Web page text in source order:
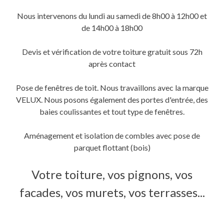
fenêtre)
Nous intervenons du lundi au samedi de 8h00 à 12h00 et
de 14h00 à 18h00
Devis et vérification de votre toiture gratuit sous 72h
après contact
Pose de fenêtres de toit. Nous travaillons avec la marque
VELUX. Nous posons également des portes d'entrée, des
baies coulissantes et tout type de fenêtres.
Aménagement et isolation de combles avec pose de
parquet flottant (bois)
Votre toiture, vos pignons, vos
facades, vos murets, vos terrasses...